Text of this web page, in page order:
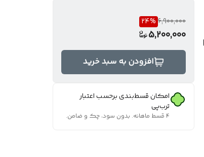
6,900,000
24%
5,200,000
افزودن به سبد خرید
امکان قسط‌بندی برحسب اعتبار
ترب‌پی
۴ قسط ماهانه. بدون سود، چک و ضامن.